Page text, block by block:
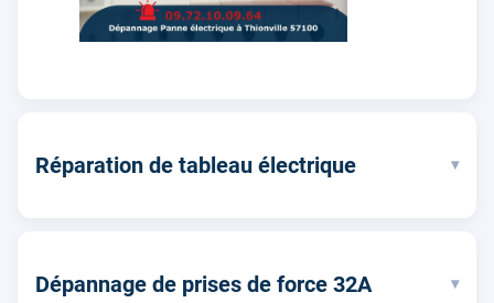
Réparation de tableau électrique ▾
Dépannage de prises de force 32A ▾